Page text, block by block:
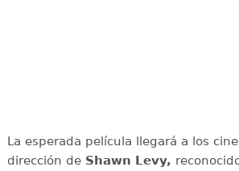
La esperada película llegará a los
dirección de Shawn Levy,